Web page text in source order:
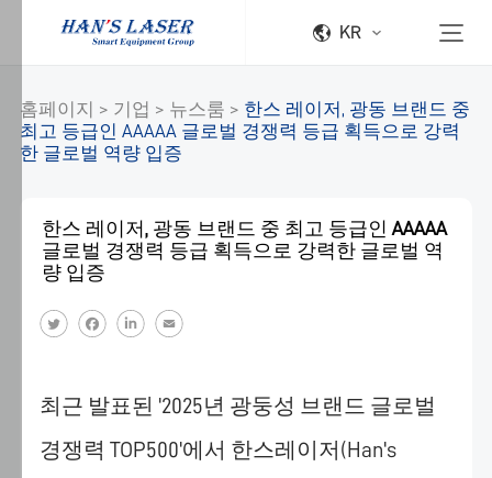
KR
홈페이지 > 기업 > 뉴스룸 > 한스 레이저, 광동 브랜드 중
최고 등급인 AAAAA 글로벌 경쟁력 등급 획득으로 강력
한 글로벌 역량 입증
한스 레이저, 광동 브랜드 중 최고 등급인 AAAAA
글로벌 경쟁력 등급 획득으로 강력한 글로벌 역
량 입증
최근 발표된 '2025년 광둥성 브랜드 글로벌
경쟁력 TOP500'에서 한스레이저(Han's
Laser
쿠
키
정
책
는
다